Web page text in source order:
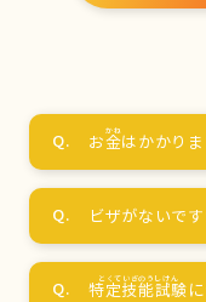
お金はかかりま
ビザがないで
特定技能試験に